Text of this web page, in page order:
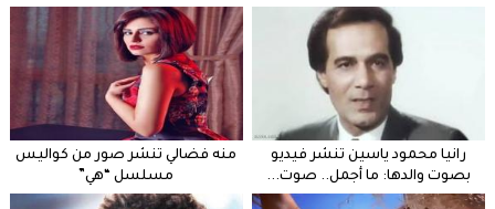
رانيا محمود ياسين تنشر فيديو
بصوت والدها: ما أجمل.. صوت...
منه فضالي تنشر صور من كواليس
مسلسل “هي”